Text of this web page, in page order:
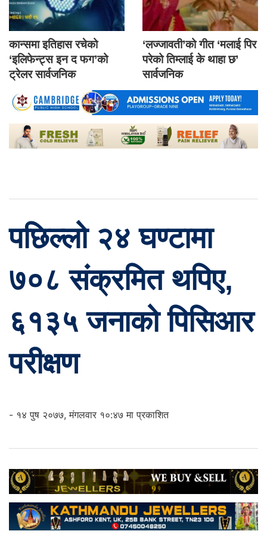
कान्समा इतिहास रचेको
‘इलिफेन्ट्स इन द फग’को
ट्रेलर सार्वजनिक
‘लज्जावती’को गीत ‘मलाई पिर
परेको तिम्लाई के थाहा छ’
सार्वजनिक
पछिल्लो २४ घण्टामा
७०८ संक्रमित थपिए,
६१३५ जनाको पिसिआर
परीक्षण
- १४ पुष २०७७, मंगलवार १०:४७ मा प्रकाशित